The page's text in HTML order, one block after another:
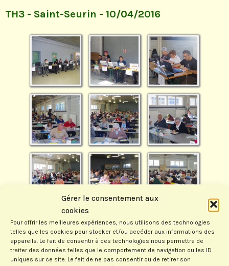
Gérer le consentement aux
cookies
Pour offrir les meilleures expériences, nous utilisons des technologies
telles que les cookies pour stocker et/ou accéder aux informations des
appareils. Le fait de consentir à ces technologies nous permettra de
traiter des données telles que le comportement de navigation ou les ID
uniques sur ce site. Le fait de ne pas consentir ou de retirer son
TH3 - Saint-Seurin - 10/04/2016